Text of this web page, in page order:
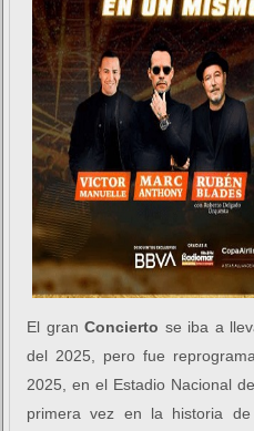
El granConcierto se iba a
del 2025, pero fue
2025, en el Estadio Nacional
primera vez en la historia